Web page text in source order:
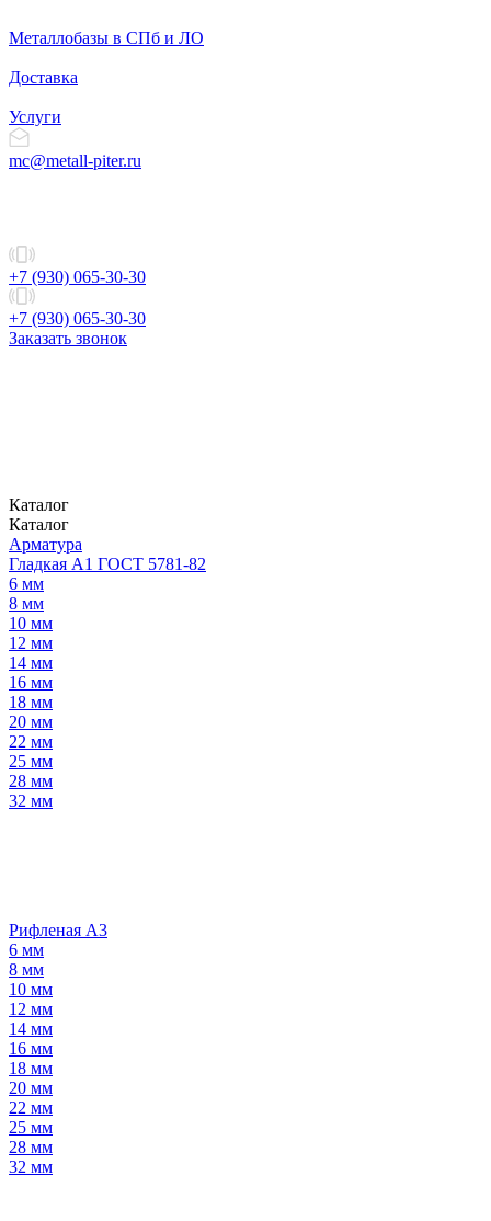
Металлобазы в СПб и ЛО
Доставка
Услуги
mc@metall-piter.ru
+7 (930) 065-30-30
+7 (930) 065-30-30
Заказать звонок
Каталог
Каталог
Арматура
Гладкая А1 ГОСТ 5781-82
6 мм
8 мм
10 мм
12 мм
14 мм
16 мм
18 мм
20 мм
22 мм
25 мм
28 мм
32 мм
Рифленая А3
6 мм
8 мм
10 мм
12 мм
14 мм
16 мм
18 мм
20 мм
22 мм
25 мм
28 мм
32 мм